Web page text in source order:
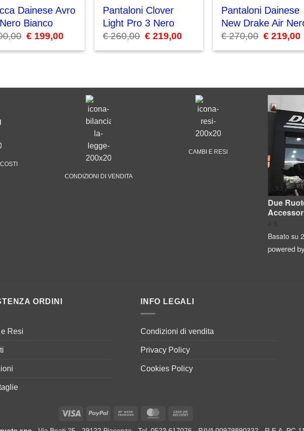
Dainese Avro
Bianco
Il
prezzo
€ 199,00Il
Pantaloni Clover
Light Pro 3 Nero
€260,00
Il
prezzo
€ 219,00Il
Pantaloni Dainese
New Drake Air
€270,00
Il
prezzo
€ 219,00Il
CONDIZIONI DI VENDITA
CAMBI E RESI
Due
Basato su
powered by
ORDINI
Resi
INFO LEGALI
Condizioni di vendita
Privacy Policy
Cookies Policy
Visa PayPal
Bank
MasterCard